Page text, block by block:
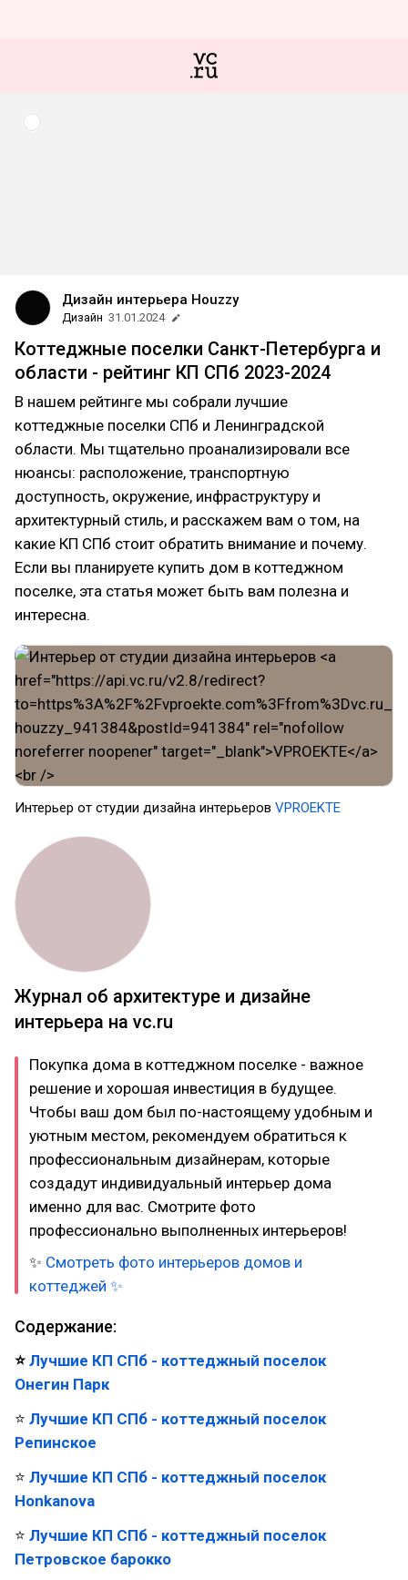
Дизайн интерьера Houzzy
Дизайн 31.01.2024
Коттеджные поселки Санкт-Петербурга и
области - рейтинг КП СПб 2023-2024
В нашем рейтинге мы собрали лучшие
коттеджные поселки СПб и Ленинградской
области. Мы тщательно проанализировали все
нюансы: расположение, транспортную
доступность, окружение, инфраструктуру и
архитектурный стиль, и расскажем вам о том, на
какие КП СПб стоит обратить внимание и почему.
Если вы планируете купить дом в коттеджном
поселке, эта статья может быть вам полезна и
интересна.
Интерьер от студии дизайна интерьеров VPROEKTE
Журнал об архитектуре и дизайне
интерьера на vc.ru
Покупка дома в коттеджном поселке - важное
решение и хорошая инвестиция в будущее.
Чтобы ваш дом был по-настоящему удобным и
уютным местом, рекомендуем обратиться к
профессиональным дизайнерам, которые
создадут индивидуальный интерьер дома
именно для вас. Смотрите фото
профессионально выполненных интерьеров!
✨ Смотреть фото интерьеров домов и
коттеджей ✨
Содержание:
⭐ Лучшие КП СПб - коттеджный поселок
Онегин Парк
⭐ Лучшие КП СПб - коттеджный поселок
Репинское
⭐ Лучшие КП СПб - коттеджный поселок
Honkanova
⭐ Лучшие КП СПб - коттеджный поселок
Петровское барокко